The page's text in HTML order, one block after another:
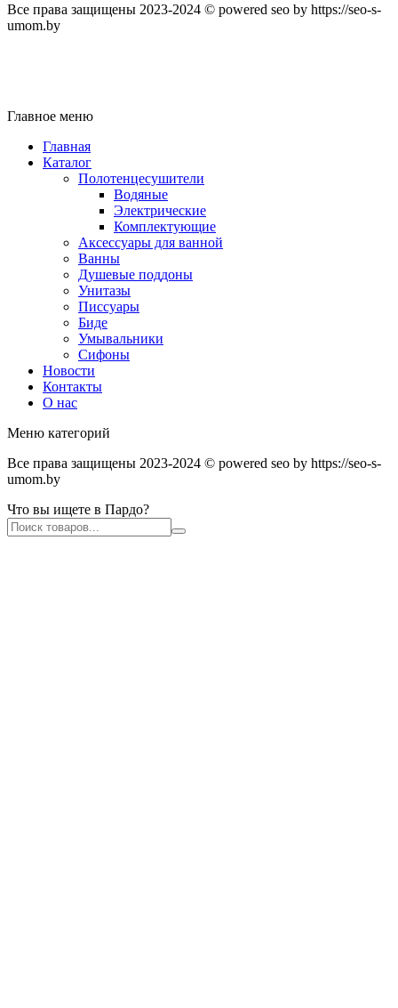
Все права защищены 2023-2024 © powered seo by https://seo-s-
umom.by
Главное меню
Главная
Каталог
Полотенцесушители
Водяные
Электрические
Комплектующие
Аксессуары для ванной
Ванны
Душевые поддоны
Унитазы
Писсуары
Биде
Умывальники
Сифоны
Новости
Контакты
О нас
Меню категорий
Все права защищены 2023-2024 © powered seo by https://seo-s-
umom.by
Что вы ищете в Пардо?